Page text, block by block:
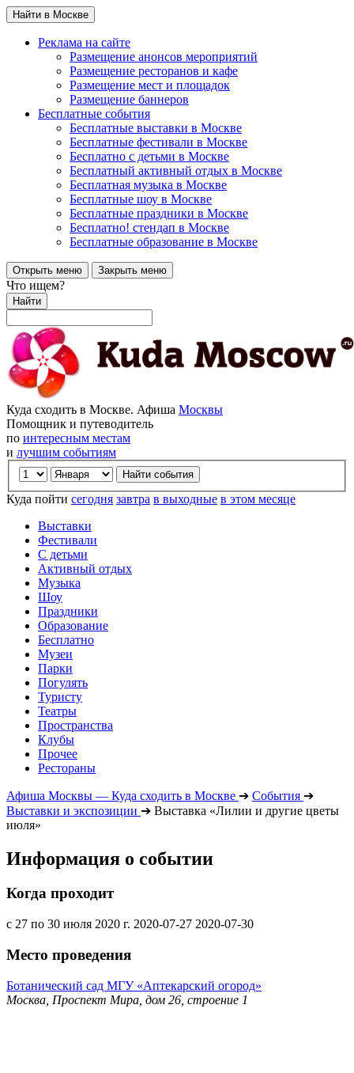
Найти в Москве
Реклама на сайте
Размещение анонсов мероприятий
Размещение ресторанов и кафе
Размещение мест и площадок
Размещение баннеров
Бесплатные события
Бесплатные выставки в Москве
Бесплатные фестивали в Москве
Бесплатно с детьми в Москве
Бесплатный активный отдых в Москве
Бесплатная музыка в Москве
Бесплатные шоу в Москве
Бесплатные праздники в Москве
Бесплатно! стендап в Москве
Бесплатные образование в Москве
Открыть меню Закрыть меню
Что ищем?
Найти
Куда сходить в Москве. Афиша Москвы
Помощник и путеводитель
по интересным местам
и лучшим событиям
Куда пойти сегодня завтра в выходные в этом месяце
Выставки
Фестивали
С детьми
Активный отдых
Музыка
Шоу
Праздники
Образование
Бесплатно
Музеи
Парки
Погулять
Туристу
Театры
Пространства
Клубы
Прочее
Рестораны
Афиша Москвы — Куда сходить в Москве ➔ События ➔
Выставки и экспозиции ➔ Выставка «Лилии и другие цветы
июля»
Информация о событии
Когда проходит
с 27 по 30 июля 2020 г. 2020-07-27 2020-07-30
Место проведения
Ботанический сад МГУ «Аптекарский огород»
Москва, Проспект Мира, дом 26, строение 1